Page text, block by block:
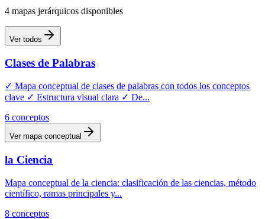
4 mapas jerárquicos disponibles
Ver todos
Clases de Palabras
✓ Mapa conceptual de clases de palabras con todos los conceptos
clave ✓ Estructura visual clara ✓ De...
6 conceptos
Ver mapa conceptual
la Ciencia
Mapa conceptual de la ciencia: clasificación de las ciencias, método
científico, ramas principales y...
8 conceptos